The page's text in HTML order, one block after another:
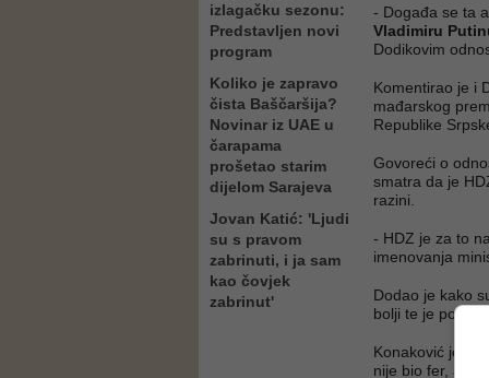
izlagačku sezonu:
Predstavljen novi
program
Koliko je zapravo
čista Baščaršija?
Novinar iz UAE u
čarapama
prošetao starim
dijelom Sarajeva
Jovan Katić: 'Ljudi
su s pravom
zabrinuti, i ja sam
kao čovjek
zabrinut'
- Događa se ta
Vladimiru
Dodikovim
Komentirao je i
mađarskog
Republike
Govoreći o
smatra da je
razini.
- HDZ je za to
imenovanja
Dodao je kako
bolji te je
Konaković je
nije bio fer, ali